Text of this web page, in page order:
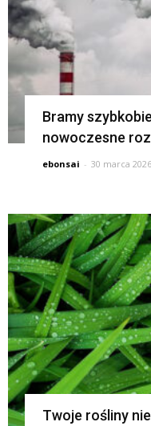
Bramy
nowoczesne
ebonsai - 30 marca 2026
Twoje rośliny